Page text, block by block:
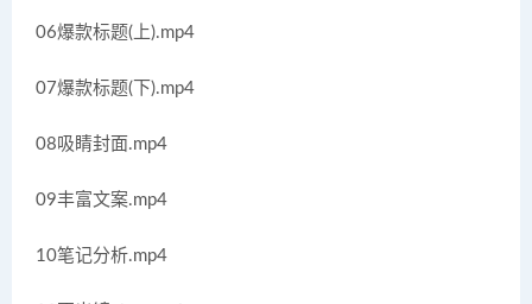
06爆款标题(上).mp4
07爆款标题(下).mp4
08吸睛封面.mp4
09丰富文案.mp4
10笔记分析.mp4